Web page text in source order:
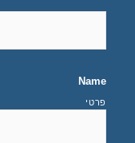
Name
פרטי